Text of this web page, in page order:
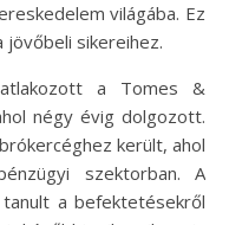
világába. Ez
jövőbeli sikereihez.
a Tomes &
négy évig dolgozott.
került, ahol
szektorban. A
a befektetésekről